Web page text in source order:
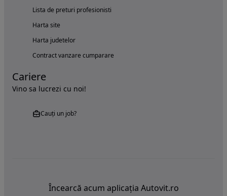
Lista de preturi profesionisti
Harta site
Harta judetelor
Contract vanzare cumparare
Cariere
Vino sa lucrezi cu noi!
Cauți un job?
Încearcă acum aplicația Autovit.ro